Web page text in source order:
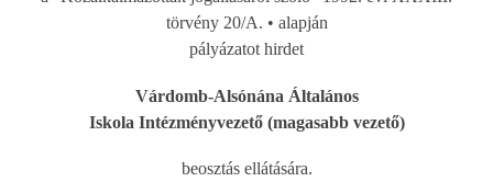
törvény 20/A. • alapján
pályázatot hirdet
Várdomb-Alsónána Általános
Iskola Intézményvezető (magasabb vezető)
beosztás ellátására.